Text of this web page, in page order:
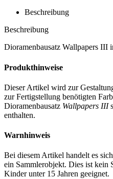
Beschreibung
Beschreibung
Dioramenbausatz Wallpapers III
Produkthinweise
Dieser Artikel wird zur
zur Fertigstellung benötigten
Dioramenbausatz Wallpapers III
enthalten.
Warnhinweis
Bei diesem Artikel handelt es
ein Sammlerobjekt. Dies ist kein
Kinder unter 15 Jahren geeignet.